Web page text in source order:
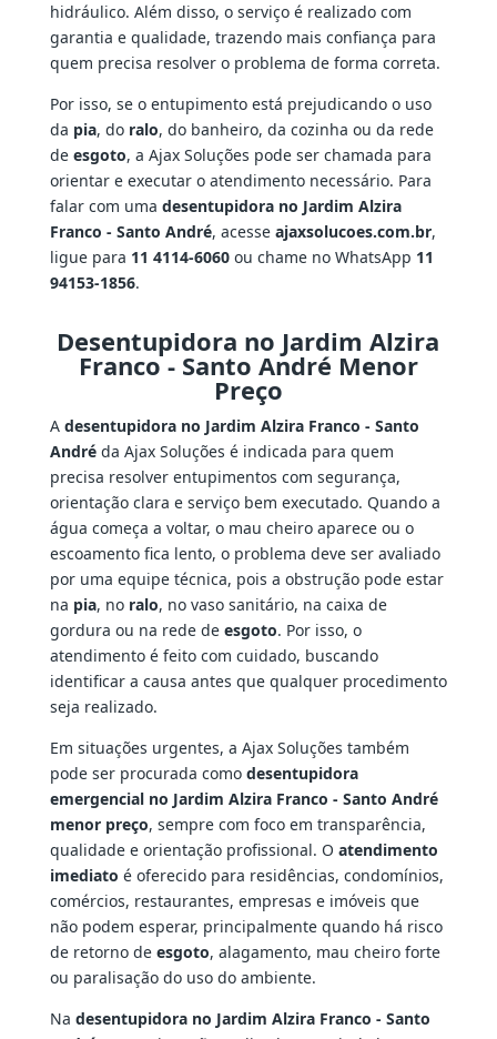
hidráulico. Além disso, o serviço é realizado com
garantia e qualidade, trazendo mais confiança para
quem precisa resolver o problema de forma correta.
Por isso, se o entupimento está prejudicando o uso
da pia, do ralo, do banheiro, da cozinha ou da rede
de esgoto, a Ajax Soluções pode ser chamada para
orientar e executar o atendimento necessário. Para
falar com uma desentupidora no Jardim Alzira
Franco - Santo André, acesse ajaxsolucoes.com.br,
ligue para 11 4114-6060ou chame no WhatsApp 11
94153-1856.
Desentupidora no Jardim Alzira
Franco - Santo André Menor
Preço
A desentupidora no Jardim Alzira Franco - Santo
Andréda Ajax Soluções é indicada para quem
precisa resolver entupimentos com segurança,
orientação clara e serviço bem executado. Quando a
água começa a voltar, o mau cheiro aparece ou o
escoamento fica lento, o problema deve ser avaliado
por uma equipe técnica, pois a obstrução pode estar
na pia, no ralo, no vaso sanitário, na caixa de
gordura ou na rede de esgoto. Por isso, o
atendimento é feito com cuidado, buscando
identificar a causa antes que qualquer procedimento
seja realizado.
Em situações urgentes, a Ajax Soluções também
pode ser procurada como desentupidora
emergencial no Jardim Alzira Franco - Santo André
menor preço, sempre com foco em transparência,
qualidade e orientação profissional. O atendimento
imediato é oferecido para residências, condomínios,
comércios, restaurantes, empresas e imóveis que
não podem esperar, principalmente quando há risco
de retorno de esgoto, alagamento, mau cheiro forte
ou paralisação do uso do ambiente.
Na desentupidora no Jardim Alzira Franco - Santo